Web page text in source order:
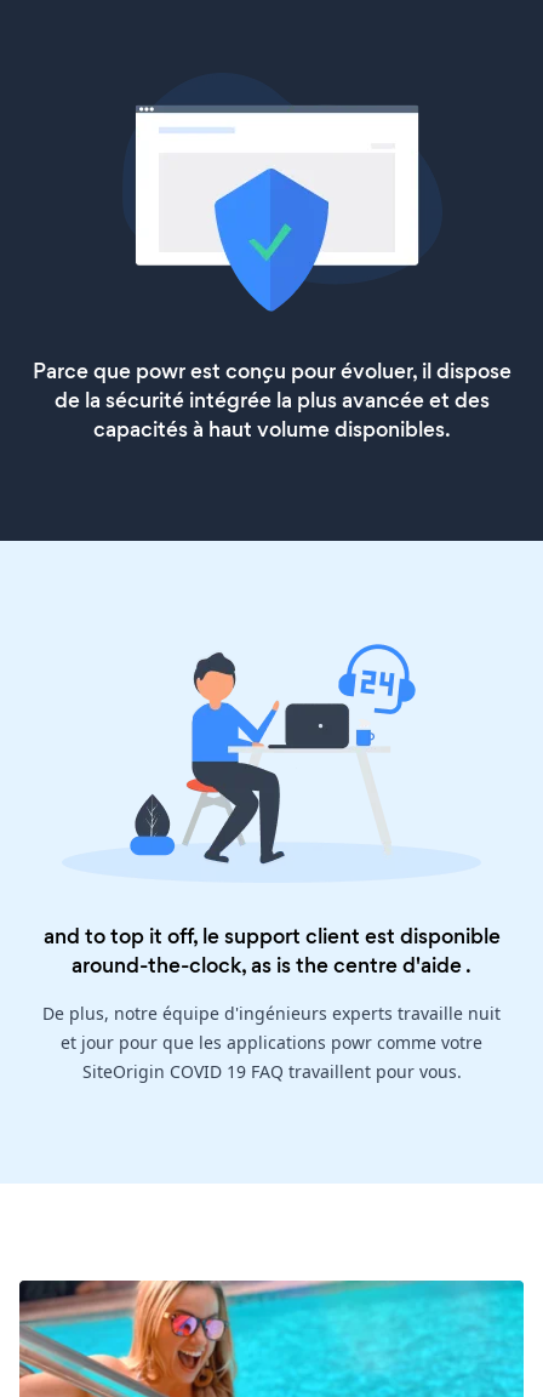
Parce que powr est conçu pour évoluer, il dispose
de la sécurité intégrée la plus avancée et des
capacités à haut volume disponibles.
and to top it off, le support client est disponible
around-the-clock, as is thecentre d'aide.
De plus, notre équipe d'ingénieurs experts travaille nuit
et jour pour que les applications powr comme votre
SiteOrigin COVID 19 FAQ travaillent pour vous.